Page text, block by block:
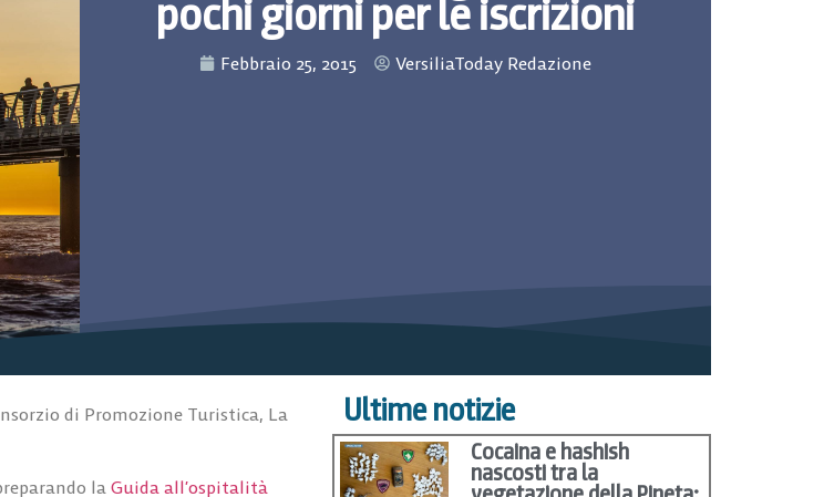
pochi giorni per le iscrizioni
Febbraio 25, 2015 VersiliaToday Redazione
di Promozione Turistica, La
la Guida all’ospitalità
Ultime notizie
Cocaina e hashish
nascosti tra la